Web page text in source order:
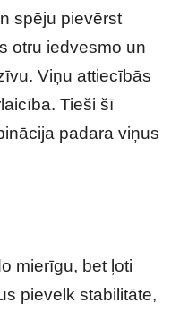
spēju pievērst
otru iedvesmo un
Viņu attiecībās
Tieši šī
padara viņus
mierīgu, bet ļoti
pievelk stabilitāte,